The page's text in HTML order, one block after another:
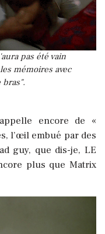
pas été vain
mémoires avec
bras".
encore de «
l’œil embué par des
guy, que dis-je, LE
plus que Matrix